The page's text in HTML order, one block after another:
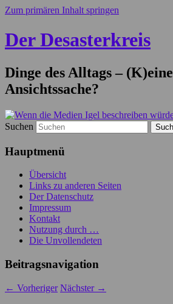
Zum primären Inhalt springen
Der Desasterkreis
Dinge des Alltags – (K)eine
Ansichtssache?
Suchen
Hauptmenü
Übersicht
Links zu anderen Seiten
Der Datenschutz
Impressum
Kontakt
Nutzung durch …
Die Unvollendeten
Beitragsnavigation
← Vorheriger Nächster →